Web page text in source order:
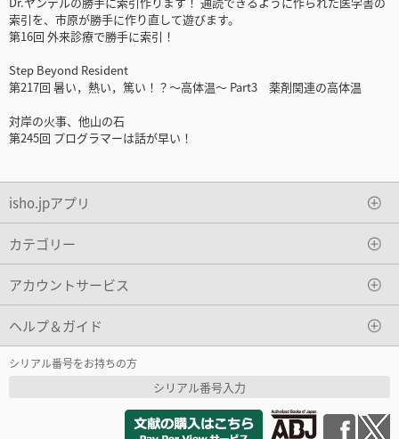
索引を、市原が勝手に作り直して遊びます。
第16回 外来診療で勝手に索引！
Step Beyond Resident
第217回 暑い，熱い，篤い！？～高体温～ Part3 薬剤関連の高体温
対岸の火事、他山の石
第245回 プログラマーは話が早い！
isho.jpアプリ
カテゴリー
アカウントサービス
ヘルプ＆ガイド
シリアル番号をお持ちの方
シリアル番号入力